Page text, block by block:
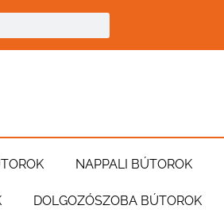
NAPPALI BÚTOROK
DOLGOZÓSZOBA BÚTOROK